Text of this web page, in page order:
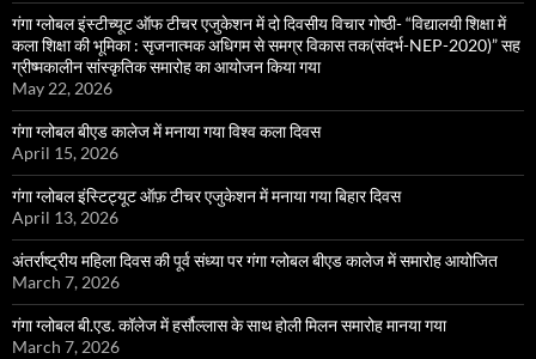
गंगा ग्लोबल इंस्टीच्यूट ऑफ टीचर एजुकेशन में दो दिवसीय विचार गोष्ठी- “विद्यालयी शिक्षा में
कला शिक्षा की भूमिका : सृजनात्मक अधिगम से समग्र विकास तक(संदर्भ-NEP-2020)” सह
ग्रीष्मकालीन सांस्कृतिक समारोह का आयोजन किया गया
May 22, 2026
गंगा ग्लोबल बीएड कालेज में मनाया गया विश्व कला दिवस
April 15, 2026
गंगा ग्लोबल इंस्टिट्यूट ऑफ़ टीचर एजुकेशन में मनाया गया बिहार दिवस
April 13, 2026
अंतर्राष्ट्रीय महिला दिवस की पूर्व संध्या पर गंगा ग्लोबल बीएड कालेज में समारोह आयोजित
March 7, 2026
गंगा ग्लोबल बी.एड. कॉलेज में हर्सौल्लास के साथ होली मिलन समारोह मानया गया
March 7, 2026